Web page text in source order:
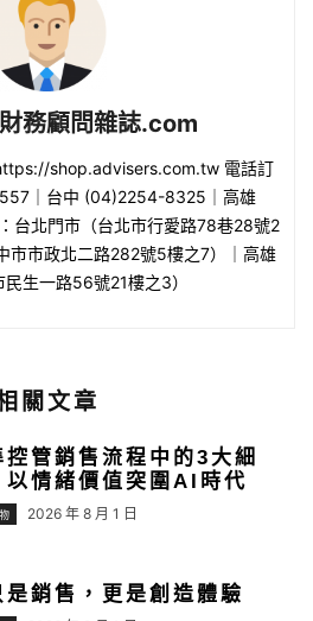
務顧問雜誌.com
shop.advisers.com.tw 電話訂
｜台中 (04)2254-8325｜高雄
台北門市（台北市行愛路78巷28號2
市市政北二路282號5樓之7）｜高雄
生一路56號21樓之3）
關文章
控管銷售流程中的3大細
以情緒價值突圍AI時代
2026 年 8 月 1 日
是銷售，更是創造體驗